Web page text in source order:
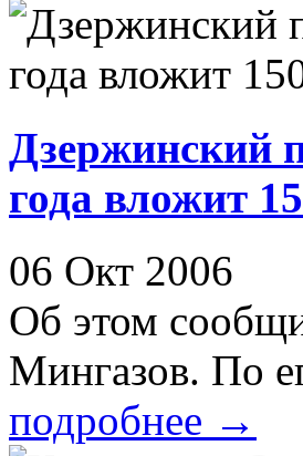
Дзержинский
года вложит
06 Окт 2006
Об этом
Мингазов. По
подробнее →